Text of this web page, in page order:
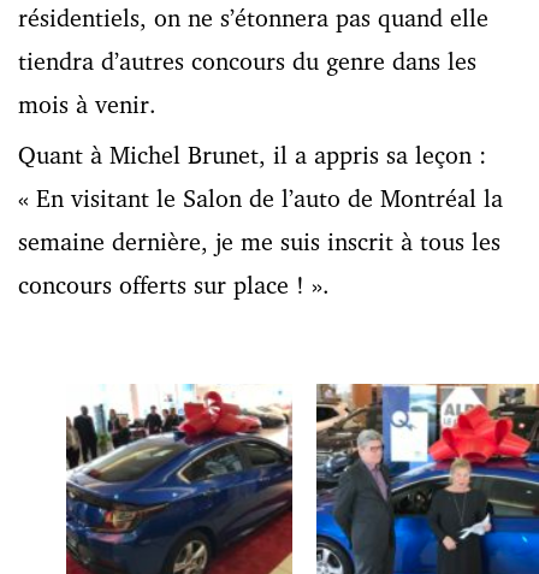
résidentiels, on ne s’étonnera pas quand elle
tiendra d’autres concours du genre dans les
mois à venir.
Quant à Michel Brunet, il a appris sa leçon :
« En visitant le Salon de l’auto de Montréal la
semaine dernière, je me suis inscrit à tous les
concours offerts sur place ! ».